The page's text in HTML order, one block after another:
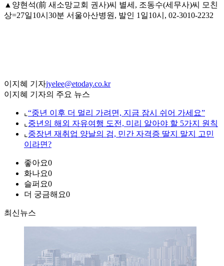
▲양현석(前 새소망교회 권사)씨 별세, 조동수(세무사)씨 모친
상=27일10시30분 서울아산병원, 발인 1일10시, 02-3010-2232
이지혜 기자jyelee@etoday.co.kr
이지혜 기자의 주요 뉴스
⌞ “중년 이후 더 멀리 가려면, 지금 잠시 쉬어 가세요”
⌞ 중년의 해외 자유여행 도전, 미리 알아야 할 5가지 원칙
⌞ 중장년 재취업 양날의 검, 민간 자격증 딸지 말지 고민
이라면?
좋아요0
화나요0
슬퍼요0
더 궁금해요0
최신뉴스